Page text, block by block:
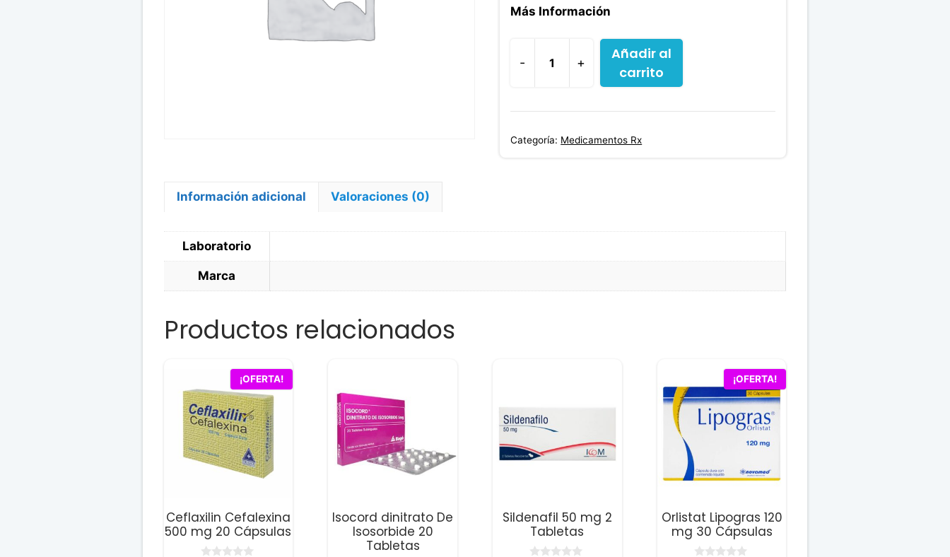
Más Información
-
Venlafaxina
Efexor
Xr
Mg
+
Añadir al
carrito
Categoría: Medicamentos Rx
Información adicional Valoraciones (0)
Laboratorio
Marca
Productos relacionados
¡OFERTA!
Ceflaxilin Cefalexina
500 mg 20 Cápsulas
Isocord dinitrato De
Isosorbide 20
Tabletas
Sildenafil 50 mg 2
Tabletas
¡OFERTA!
Orlistat Lipogras 120
mg 30 Cápsulas